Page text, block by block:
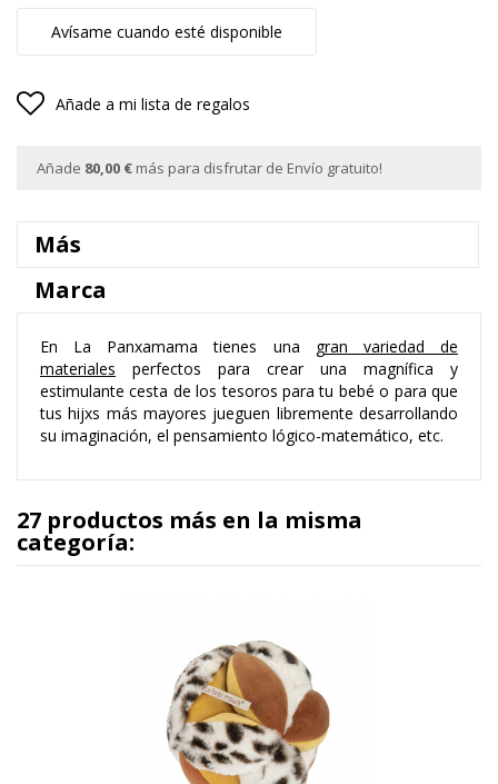
Avísame cuando esté disponible
Añade a mi lista de regalos
Añade 80,00 € más para disfrutar de Envío gratuito!
Más
Marca
En La Panxamama tienes una gran variedad de
materiales perfectos para crear una magnífica y
estimulante cesta de los tesoros para tu bebé o para que
tus hijxs más mayores jueguen libremente desarrollando
su imaginación, el pensamiento lógico-matemático, etc.
27 productos más en la misma
categoría: